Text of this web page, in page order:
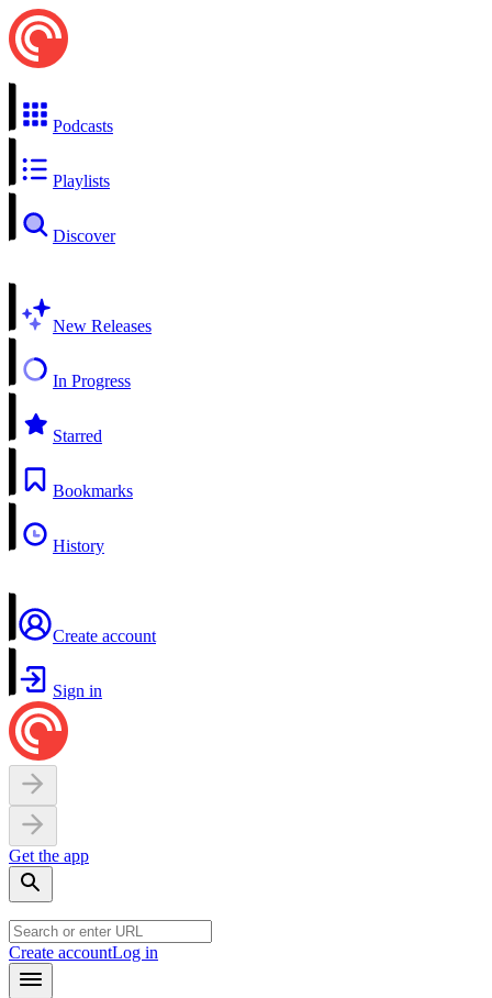
Podcasts
Playlists
Discover
New Releases
In Progress
Starred
Bookmarks
History
Create account
Sign in
Get the app
Create accountLog in